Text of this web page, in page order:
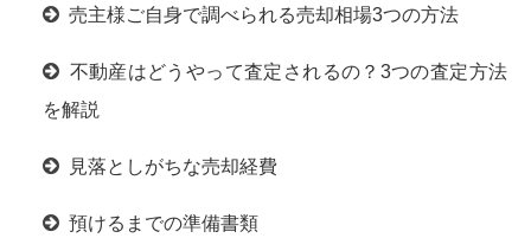
売主様ご自身で調べられる売却相場3つの方法
不動産はどうやって査定されるの？3つの査定方法
を解説
見落としがちな売却経費
預けるまでの準備書類